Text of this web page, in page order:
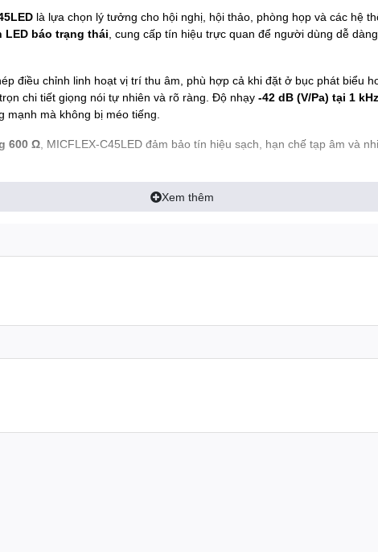
là lựa chọn lý tưởng cho hội nghị, hội thảo, phòng họp và các hệ
LED báo trạng thái , cung cấp tín hiệu trực quan để người dùng dễ
điều chỉnh linh hoạt vị trí thu âm, phù hợp cả khi đặt ở bục phát biểu
trọn chi tiết giọng nói tự nhiên và rõ ràng. Độ nhạy -42 dB (V/Pa) tại 1 kHz
mà không bị méo tiếng.
600 Ω , MICFLEX-C45LED đảm bảo tín hiệu sạch, hạn chế tạp âm và
thích hoàn hảo với các đế để bàn FONESTAR MICBASE-P
Xem thêm